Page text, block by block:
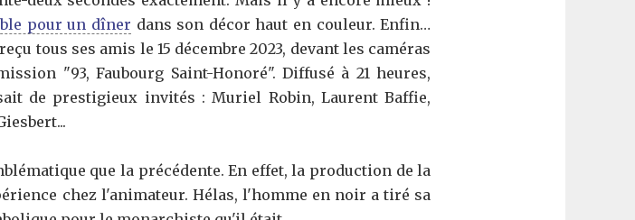
pour un dîner dans son décor haut en couleur. Enfin…
tous ses amis le 15 décembre 2023, devant les caméras
"93, Faubourg Saint-Honoré". Diffusé à 21 heures,
de prestigieux invités : Muriel Robin, Laurent Baffie,
que la précédente. En effet, la production de la
chez l'animateur. Hélas, l'homme en noir a tiré sa